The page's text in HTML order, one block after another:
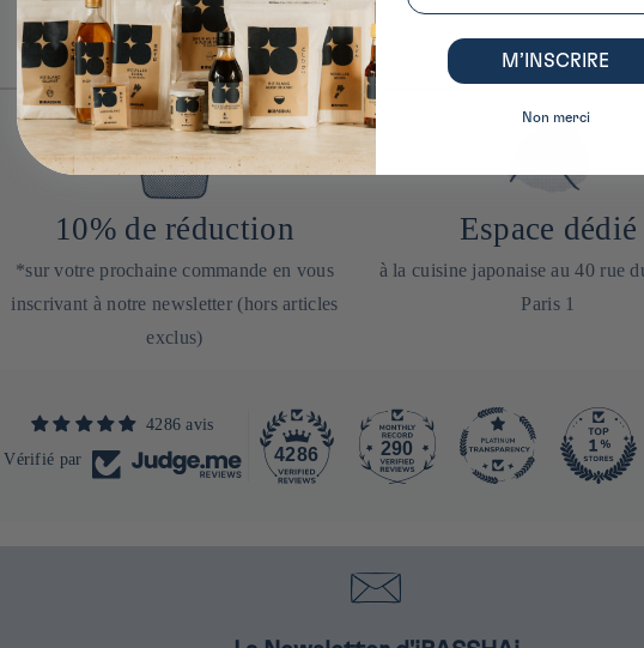
10% de réduction
*sur votre prochaine commande en vous
inscrivant à notre newsletter (hors articles
exclus)
Espace dédié
à la cuisine japonaise au 40 rue
Paris 1
4286 avis
Vérifié par
4286 290
M’INSCRIRE
Non merci